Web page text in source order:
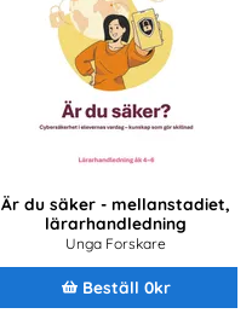
Är du säker - mellanstadiet,
lärarhandledning
Unga Forskare
Beställ 0kr